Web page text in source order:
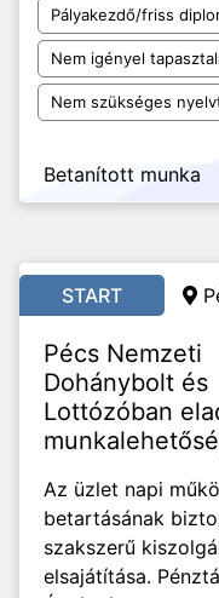
Pályakezdő/friss
Nem igényel
Nem szükséges
Betanított munka
START
Pécs Nemzeti
Dohánybolt és
Lottózóban
Az üzlet napi
betartásának
szakszerű
elsajátítása.